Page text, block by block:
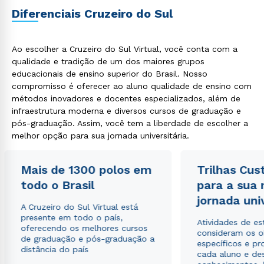
Diferenciais Cruzeiro do Sul
Ao escolher a Cruzeiro do Sul Virtual, você conta com a
qualidade e tradição de um dos maiores grupos
educacionais de ensino superior do Brasil. Nosso
compromisso é oferecer ao aluno qualidade de ensino com
métodos inovadores e docentes especializados, além de
infraestrutura moderna e diversos cursos de graduação e
pós-graduação. Assim, você tem a liberdade de escolher a
melhor opção para sua jornada universitária.
Mais de 1300 polos em
todo o Brasil
A Cruzeiro do Sul Virtual está
presente em todo o país,
oferecendo os melhores cursos
de graduação e pós-graduação a
distância do país
Trilhas
para a sua
jornada
Atividades de
consideram os
específicos e
cada aluno e
Estou de acordo com aPolítica de Privacidade.e
autorizo que meus dados sejam utilizados para o
envio de conteúdos da Cruzeiro do Sul.